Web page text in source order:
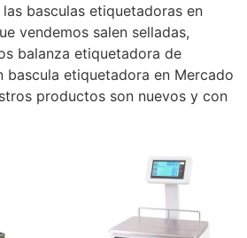
basculas etiquetadoras en
vendemos salen selladas,
balanza etiquetadora de
bascula etiquetadora en Mercado
productos son nuevos y con